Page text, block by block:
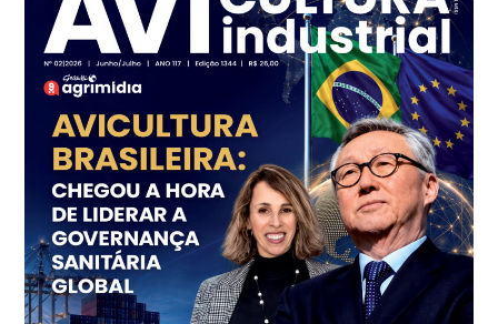
R$ 7,16
kg
Frango - Indicador
R$ 7,18
Trigo Atacado - Regional
PR
R$ 1.414,46
t
Trigo Atacado - Regional